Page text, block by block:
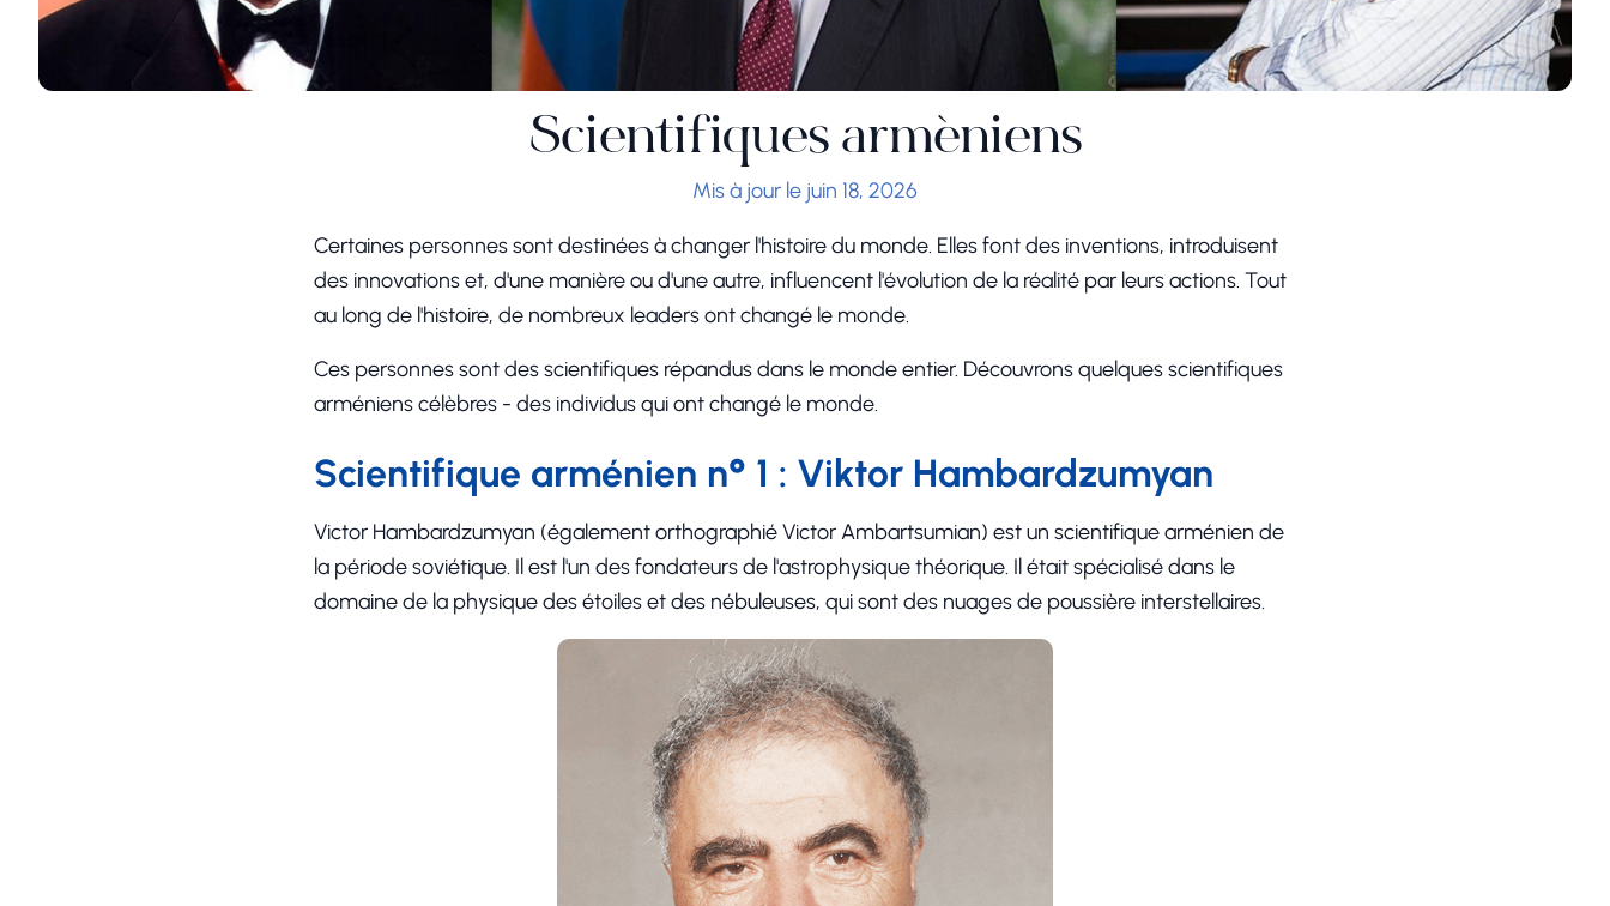
Scientifiques arméniens
Mis à jour le juin 18, 2026
Certaines personnes sont destinées à changer l'histoire du monde. Elles font des inventions, introduisent
des innovations et, d'une manière ou d'une autre, influencent l'évolution de la réalité par leurs actions. Tout
au long de l'histoire, de nombreux leaders ont changé le monde.
Ces personnes sont des scientifiques répandus dans le monde entier. Découvrons quelques scientifiques
arméniens célèbres - des individus qui ont changé le monde.
Scientifique arménien n° 1 : Viktor Hambardzumyan
Victor Hambardzumyan (également orthographié Victor Ambartsumian) est un scientifique arménien de
la période soviétique. Il est l'un des fondateurs de l'astrophysique théorique. Il était spécialisé dans le
domaine de la physique des étoiles et des nébuleuses, qui sont des nuages de poussière interstellaires.